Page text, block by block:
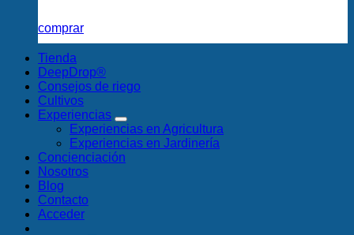
comprar
Tienda
DeepDrop®
Consejos de riego
Cultivos
Experiencias
Experiencias en Agricultura
Experiencias en Jardinería
Concienciación
Nosotros
Blog
Contacto
Acceder